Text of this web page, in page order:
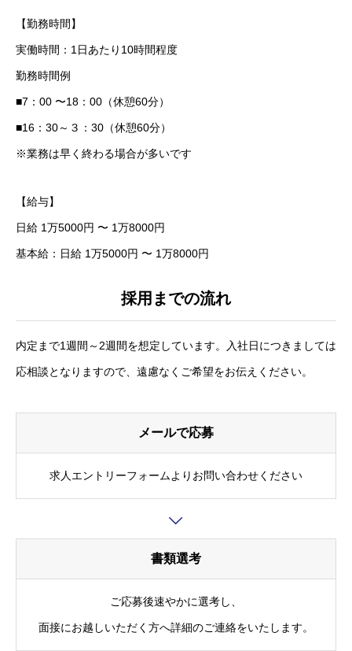
【勤務時間】
実働時間：1日あたり10時間程度
勤務時間例
■7：00 〜18：00（休憩60分）
■16：30～３：30（休憩60分）
※業務は早く終わる場合が多いです
【給与】
日給 1万5000円 〜 1万8000円
基本給：日給 1万5000円 〜 1万8000円
採用までの流れ
内定まで1週間～2週間を想定しています。入社日につきましては
応相談となりますので、遠慮なくご希望をお伝えください。
メールで応募
求人エントリーフォームよりお問い合わせください
書類選考
ご応募後速やかに選考し、
面接にお越しいただく方へ詳細のご連絡をいたします。